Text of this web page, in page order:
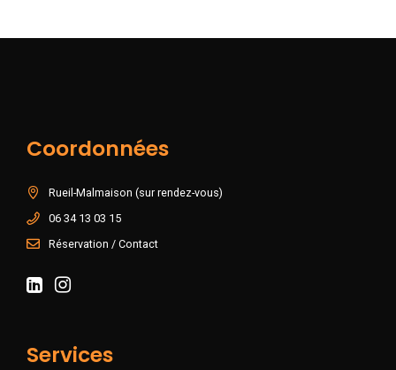
Coordonnées
Rueil-Malmaison (sur rendez-vous)
06 34 13 03 15
Réservation / Contact
Services